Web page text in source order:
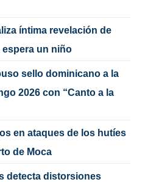
íntima revelación de
espera un niño
sello dominicano a la
2026 con “Canto a la
en ataques de los hutíes
de Moca
detecta distorsiones